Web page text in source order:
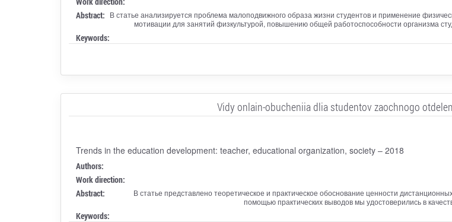
Abstract: В статье анализируется проблема малоподвижного образа жизни студентов и применение
мотивации для занятий физкультурой, повышению общей работоспособности организма
Keywords:
Vidy onlain-obucheniia dlia studentov zaochnogo
Trends in the education development: teacher, educational organization, society – 2018
Authors:
Work direction:
Abstract:
В статье представлено теоретическое и практическое обоснование ценности
помощью практических выводов мы удостоверились в
Keywords: